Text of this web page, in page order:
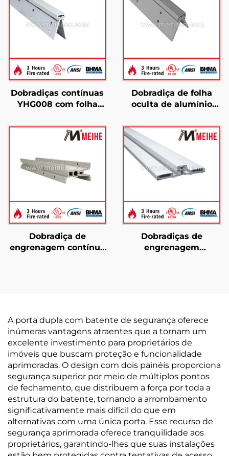
Dobradiças contínuas
YHG008 com folha
pesadas
Dobradiça de folha
oculta de alumínio
contínua YHG014
Dobradiça de
engrenagem contínua
Dobradiças de
engrenagem
A porta dupla com batente de segurança oferece
inúmeras vantagens atraentes que a tornam um
excelente investimento para proprietários de
imóveis que buscam proteção e funcionalidade
aprimoradas. O design com dois painéis proporciona
segurança superior por meio de múltiplos pontos
de fechamento, que distribuem a força por toda a
estrutura do batente, tornando a arrombamento
significativamente mais difícil do que em
alternativas com uma única porta. Esse recurso de
segurança aprimorada oferece tranquilidade aos
proprietários, garantindo-lhes que suas instalações